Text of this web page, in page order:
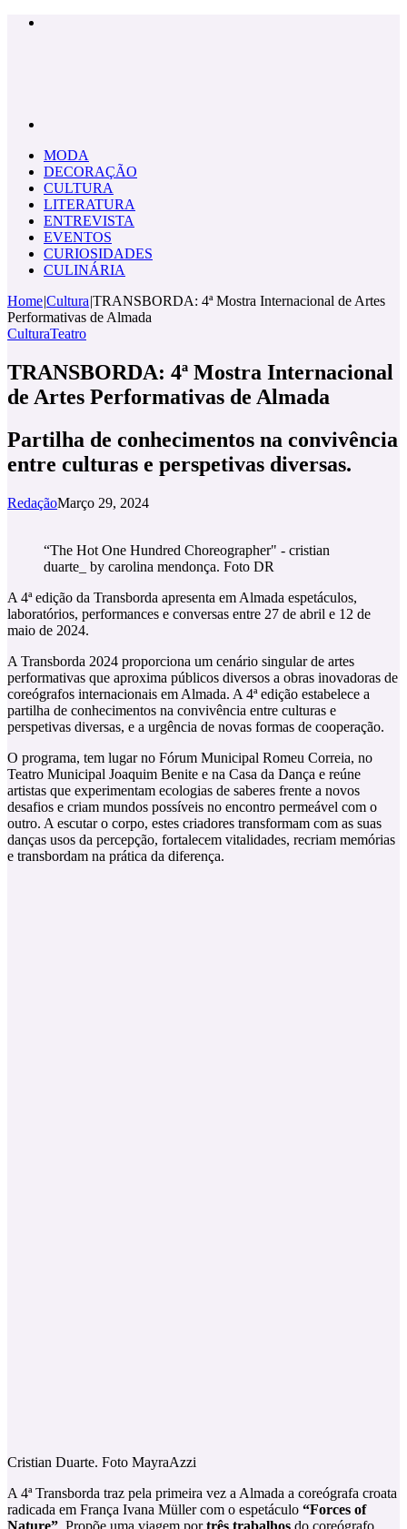
MODA
DECORAÇÃO
CULTURA
LITERATURA
ENTREVISTA
EVENTOS
CURIOSIDADES
CULINÁRIA
Home|Cultura|TRANSBORDA: 4ª Mostra Internacional de Artes
Performativas de Almada
CulturaTeatro
TRANSBORDA: 4ª Mostra Internacional
de Artes Performativas de Almada
Partilha de conhecimentos na convivência
entre culturas e perspetivas diversas.
RedaçãoMarço 29, 2024
“The Hot One Hundred Choreographer" - cristian
duarte_ by carolina mendonça. Foto DR
A 4ª edição da Transborda apresenta em Almada espetáculos,
laboratórios, performances e conversas entre 27 de abril e 12 de
maio de 2024.
A Transborda 2024 proporciona um cenário singular de artes
performativas que aproxima públicos diversos a obras inovadoras de
coreógrafos internacionais em Almada. A 4ª edição estabelece a
partilha de conhecimentos na convivência entre culturas e
perspetivas diversas, e a urgência de novas formas de cooperação.
O programa, tem lugar no Fórum Municipal Romeu Correia, no
Teatro Municipal Joaquim Benite e na Casa da Dança e reúne
artistas que experimentam ecologias de saberes frente a novos
desafios e criam mundos possíveis no encontro permeável com o
outro. A escutar o corpo, estes criadores transformam com as suas
danças usos da percepção, fortalecem vitalidades, recriam memórias
e transbordam na prática da diferença.
Cristian Duarte. Foto MayraAzzi
A 4ª Transborda traz pela primeira vez a Almada a coreógrafa croata
radicada em França Ivana Müller com o espetáculo “Forces of
Nature”. Propõe uma viagem portrês trabalhos do coreógrafo